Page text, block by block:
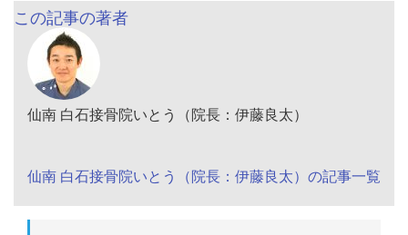
この記事の著者
仙南 白石接骨院いとう（院長：伊藤良太）
仙南 白石接骨院いとう（院長：伊藤良太）の記事一覧